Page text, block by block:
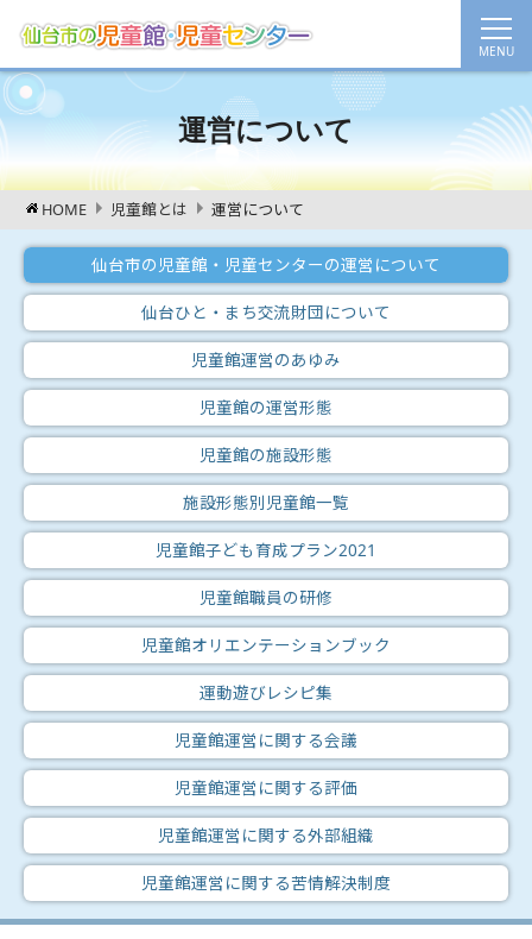
運営について
HOME 児童館とは 運営について
仙台市の児童館・児童センターの運営について
仙台ひと・まち交流財団について
児童館運営のあゆみ
児童館の運営形態
児童館の施設形態
施設形態別児童館一覧
児童館子ども育成プラン2021
児童館職員の研修
児童館オリエンテーションブック
運動遊びレシピ集
児童館運営に関する会議
児童館運営に関する評価
児童館運営に関する外部組織
児童館運営に関する苦情解決制度